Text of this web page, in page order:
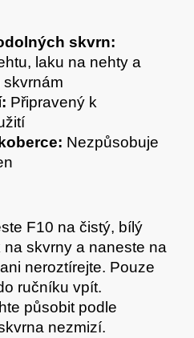
skvrn:
laku na nehty a
Připravený k
Nezpůsobuje
F10 na čistý, bílý
skvrny a naneste na
neroztírejte. Pouze
ručníku vpít.
působit podle
nezmizí.